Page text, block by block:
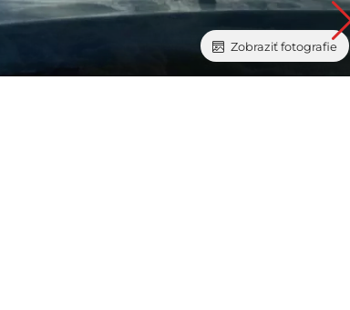
Zobraziť fotografie
Zobraziť fotografie